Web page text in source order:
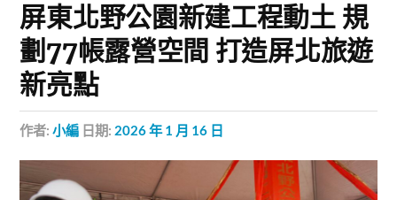
屏東北野公園新建工程動土 規
劃77帳露營空間 打造屏北旅遊
新亮點
作者:小編 日期: 2026 年 1 月 16 日